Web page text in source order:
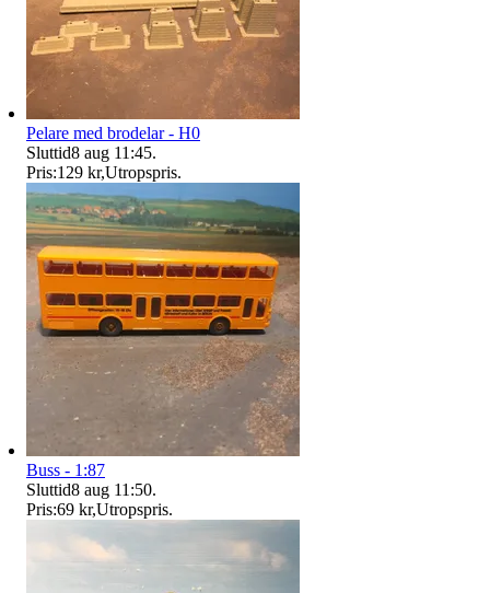
Pelare med brodelar - H0
Sluttid8 aug 11:45.
Pris:129 kr,Utropspris.
Buss - 1:87
Sluttid8 aug 11:50.
Pris:69 kr,Utropspris.